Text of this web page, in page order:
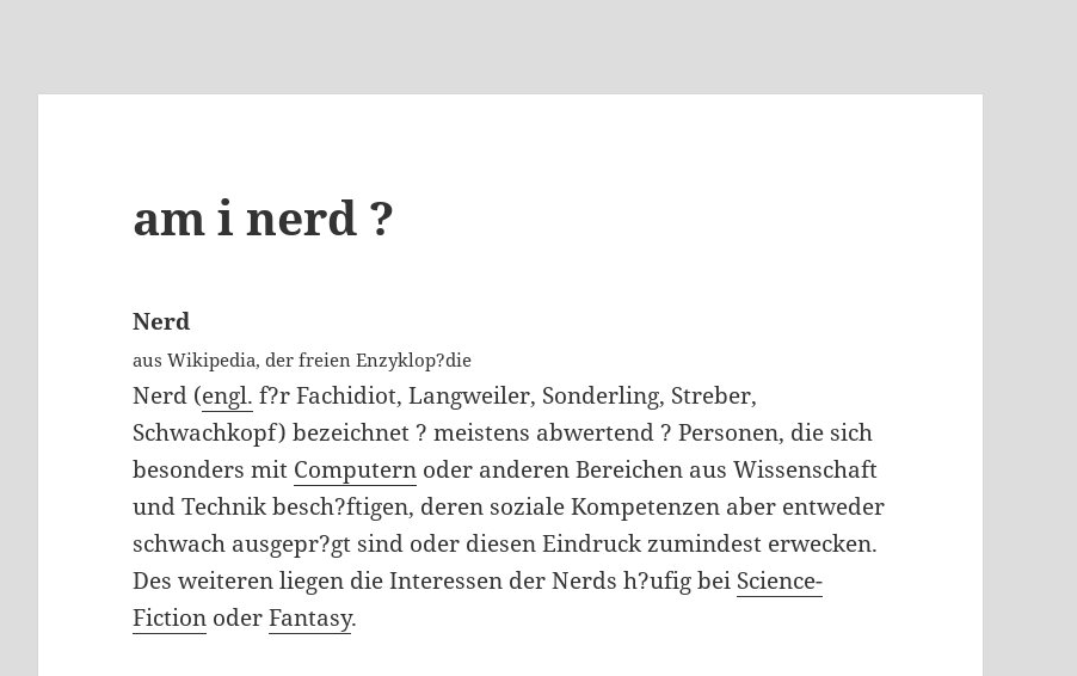
am i nerd ?
Nerd
aus Wikipedia, der freien Enzyklop?die
Nerd (engl. f?r Fachidiot, Langweiler, Sonderling, Streber,
Schwachkopf) bezeichnet ? meistens abwertend ? Personen, die sich
besonders mit Computern oder anderen Bereichen aus Wissenschaft
und Technik besch?ftigen, deren soziale Kompetenzen aber entweder
schwach ausgepr?gt sind oder diesen Eindruck zumindest erwecken.
Des weiteren liegen die Interessen der Nerds h?ufig bei Science-
Fiction oderFantasy.